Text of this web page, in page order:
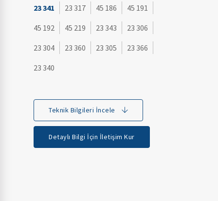
23 341
23 317 45 186 45 191
45 192 45 219 23 343 23 306
23 304 23 360 23 305 23 366
23 340
Teknik Bilgileri İncele
Detaylı Bilgi İçin İletişim Kur